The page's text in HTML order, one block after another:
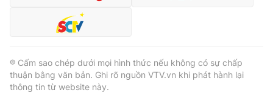
® Cấm sao chép dưới mọi hình thức nếu không có sự chấp
thuận bằng văn bản. Ghi rõ nguồn VTV.vn khi phát hành lại
thông tin từ website này.